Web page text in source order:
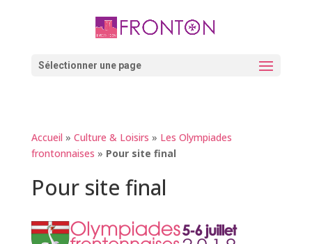
Sélectionner une page
Accueil » Culture & Loisirs » Les Olympiades
frontonnaises » Pour site final
Pour site final